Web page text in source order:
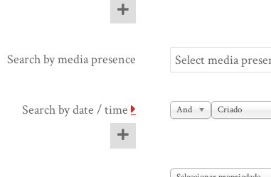
Search by media presence
Search by date / time And Criado